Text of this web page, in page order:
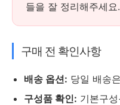
들을 잘 정리해주세요.
구매 전 확인사항
배송 옵션: 당일 배송
구성품 확인: 기본구